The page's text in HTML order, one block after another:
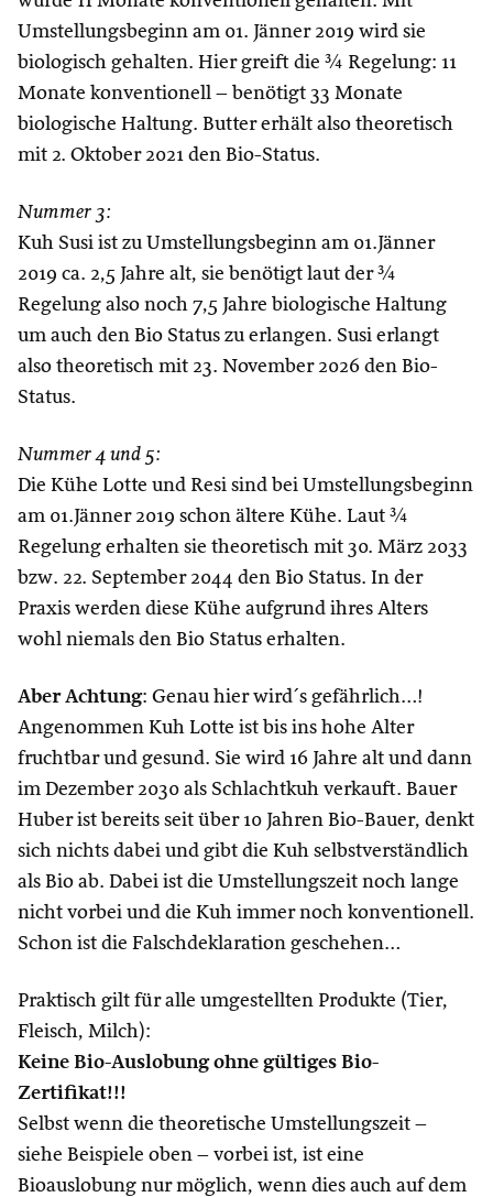
Umstellungsbeginn am 01. Jänner 2019 wird sie
biologisch gehalten. Hier greift die ¾ Regelung: 11
Monate konventionell – benötigt 33 Monate
biologische Haltung. Butter erhält also theoretisch
mit 2. Oktober 2021 den Bio-Status.
Nummer 3:
Kuh Susi ist zu Umstellungsbeginn am 01.Jänner
2019 ca. 2,5 Jahre alt, sie benötigt laut der ¾
Regelung also noch 7,5 Jahre biologische Haltung
um auch den Bio Status zu erlangen. Susi erlangt
also theoretisch mit 23. November 2026 den Bio-
Status.
Nummer 4 und 5:
Die Kühe Lotte und Resi sind bei Umstellungsbeginn
am 01.Jänner 2019 schon ältere Kühe. Laut ¾
Regelung erhalten sie theoretisch mit 30. März 2033
bzw. 22. September 2044 den Bio Status. In der
Praxis werden diese Kühe aufgrund ihres Alters
wohl niemals den Bio Status erhalten.
Aber Achtung: Genau hier wird´s gefährlich…!
Angenommen Kuh Lotte ist bis ins hohe Alter
fruchtbar und gesund. Sie wird 16 Jahre alt und dann
im Dezember 2030 als Schlachtkuh verkauft. Bauer
Huber ist bereits seit über 10 Jahren Bio-Bauer, denkt
sich nichts dabei und gibt die Kuh selbstverständlich
als Bio ab. Dabei ist die Umstellungszeit noch lange
nicht vorbei und die Kuh immer noch konventionell.
Schon ist die Falschdeklaration geschehen…
Praktisch gilt für alle umgestellten Produkte (Tier,
Fleisch, Milch):
Keine Bio-Auslobung ohne gültiges Bio-
Zertifikat!!!
Selbst wenn die theoretische Umstellungszeit –
siehe Beispiele oben – vorbei ist, ist eine
Bioauslobung nur möglich, wenn dies auch auf dem